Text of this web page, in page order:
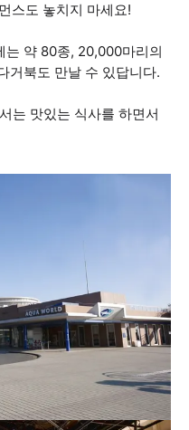
스도 놓치지 마세요!
는 약 80종, 20,000마리의
거북도 만날 수 있답니다.
는 맛있는 식사를 하면서